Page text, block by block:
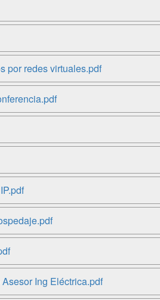
por redes virtuales.pdf
Ing Eléctrica.pdf